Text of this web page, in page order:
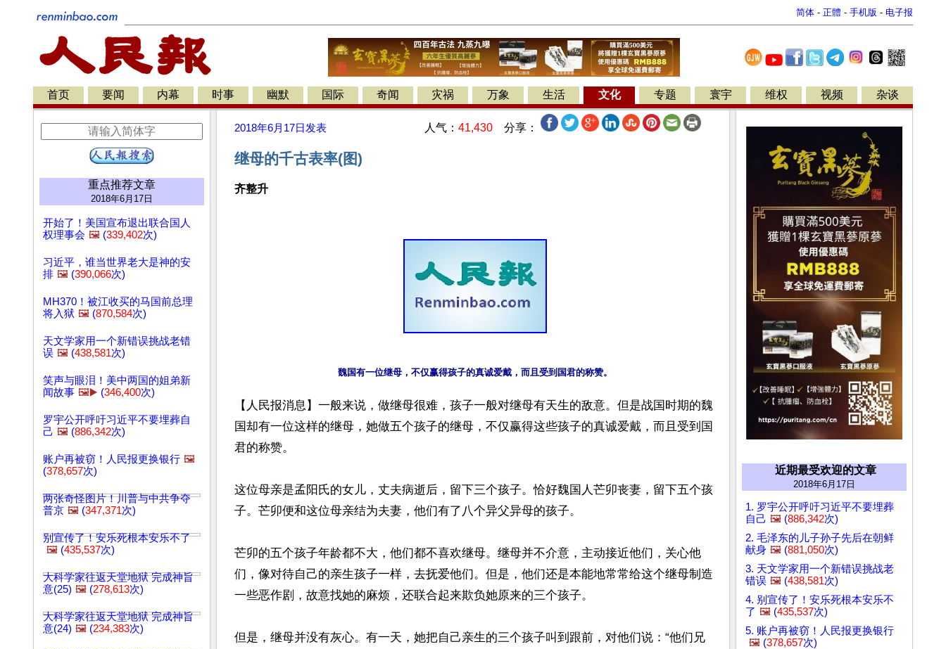
简体 - 正體 - 手机版 - 电子报
首页 要闻 内幕 时事 幽默 国际 奇闻 灾祸 万象 生活 文化 专题 寰宇 维权 视频 杂谈
重点推荐文章
2018年6月17日
开始了！美国宣布退出联合国人
权理事会 🖼️ (339,402次)
习近平，谁当世界老大是神的安
排 🖼️ (390,066次)
MH370！被江收买的马国前总理
将入狱 🖼️ (870,584次)
天文学家用一个新错误挑战老错
误 🖼️ (438,581次)
笑声与眼泪！美中两国的姐弟新
闻故事 🖼️▶️ (346,400次)
罗宇公开呼吁习近平不要埋葬自
己 🖼️ (886,342次)
账户再被窃！人民报更换银行 🖼️
(378,657次)
两张奇怪图片！川普与中共争夺
普京 🖼️ (347,371次)
别宣传了！安乐死根本安乐不了
🖼️ (435,537次)
大科学家往返天堂地狱 完成神旨
意(25) 🖼️ (278,613次)
大科学家往返天堂地狱 完成神旨
意(24) 🖼️ (234,383次)
2018年6月17日 发表 人气： 41,430 分享：
继母的千古表率(图)
齐整升
【人民报消息】一般来说，做继母很难，孩子一般对继母有天生的敌意。但是战国时期的魏
国却有一位这样的继母，她做五个孩子的继母，不仅赢得这些孩子的真诚爱戴，而且受到国
君的称赞。
这位母亲是孟阳氏的女儿，丈夫病逝后，留下三个孩子。恰好魏国人芒卯丧妻，留下五个孩
子。芒卯便和这位母亲结为夫妻，他们有了八个异父异母的孩子。
芒卯的五个孩子年龄都不大，他们都不喜欢继母。继母并不介意，主动接近他们，关心他
们，像对待自己的亲生孩子一样，去抚爱他们。但是，他们还是本能地常常给这个继母制造
一些恶作剧，故意找她的麻烦，还联合起来欺负她原来的三个孩子。
但是，继母并没有灰心。有一天，她把自己亲生的三个孩子叫到跟前，对他们说：“他们兄
近期最受欢迎的文章
2018年6月17日
1. 罗宇公开呼吁习近平不要埋葬
自己 🖼️ (886,342次)
2. 毛泽东的儿子孙子先后在朝鲜
献身 🖼️ (881,050次)
3. 天文学家用一个新错误挑战老
错误 🖼️ (438,581次)
4. 别宣传了！安乐死根本安乐不
了 🖼️ (435,537次)
5. 账户再被窃！人民报更换银行
🖼️ (378,657次)